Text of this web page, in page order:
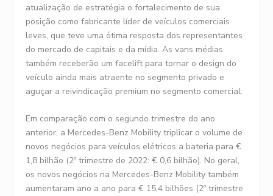
atualização de estratégia o fortalecimento de sua
posição como fabricante líder de veículos comerciais
leves, que teve uma ótima resposta dos representantes
do mercado de capitais e da mídia. As vans médias
também receberão um facelift para tornar o design do
veículo ainda mais atraente no segmento privado e
aguçar a reivindicação premium no segmento comercial.
Em comparação com o segundo trimestre do ano
anterior, a Mercedes-Benz Mobility triplicar o volume de
novos negócios para veículos elétricos a bateria para €
1,8 bilhão (2º trimestre de 2022: € 0,6 bilhão). No geral,
os novos negócios na Mercedes-Benz Mobility também
aumentaram ano a ano para € 15,4 bilhões (2º trimestre